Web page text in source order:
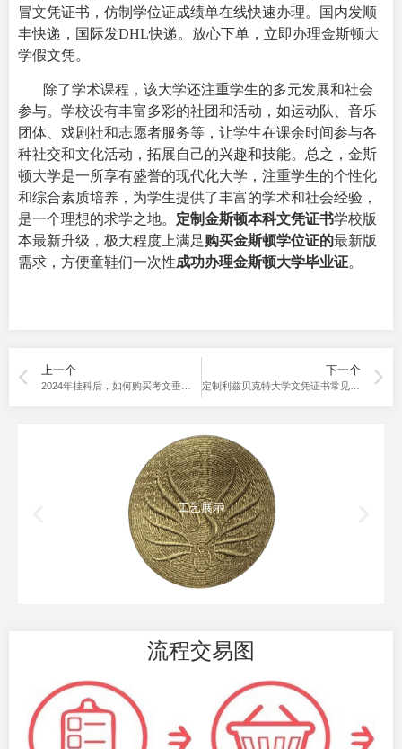
冒文凭证书，仿制学位证成绩单在线快速办理。国内发顺
丰快递，国际发DHL快递。放心下单，立即办理金斯顿大
学假文凭。
除了学术课程，该大学还注重学生的多元发展和社会
参与。学校设有丰富多彩的社团和活动，如运动队、音乐
团体、戏剧社和志愿者服务等，让学生在课余时间参与各
种社交和文化活动，拓展自己的兴趣和技能。 总之，金斯
顿大学是一所享有盛誉的现代化大学，注重学生的个性化
和综合素质培养，为学生提供了丰富的学术和社会经验，
是一个理想的求学之地。 定制金斯顿本科文凭证书学校版
本最新升级，极大程度上满足购买金斯顿学位证的最新版
需求，方便童鞋们一次性成功办理金斯顿大学毕业证。
上一个 下一个
定制利兹贝克特大学文凭证书常见问题解答
工艺展示
流程交易图